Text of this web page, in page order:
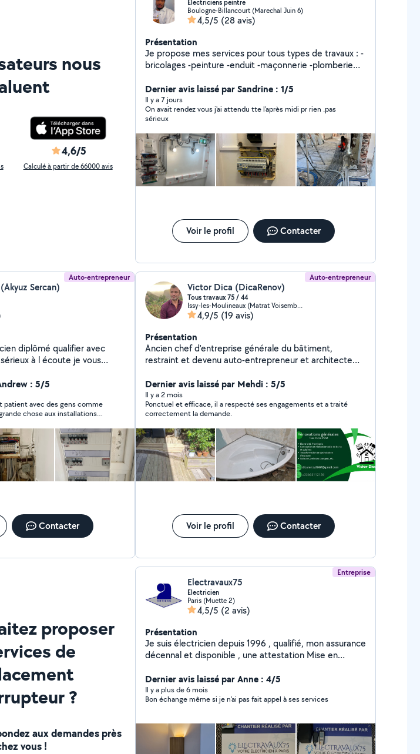
nous
4,6/5
Calculé à partir de 66000 avis
Électriciens peintre
Boulogne-Billancourt (Marechal Juin 6)
4,5/5 (28 avis)
Présentation
Je propose mes services pour tous types de travaux : -
bricolages -peinture -enduit -maçonnerie -plomberie
meubles -et petits dépannages. Sérieux, ponctuel et
polyvalent, je m'adapte à vos besoins. Mes expériences
professionnelles m'ont apportés le goût du travail bien
fait, la réactivité et la fiabilité. Hervé
Dernier avis laissé par Sandrine : 1/5
Il y a 7 jours
On avait rendez vous j'ai attendu tte l'après midi pr rien .pas
sérieux
Voir le profil Contacter
Auto-entrepreneur
Sercan)
diplômé qualifier avec
à l écoute je vous
Appartement,maison
et dépanneur .
électriques.Mise au
demandes qui ne sont pas
appeler moi , je n'arrive
pas à répondre sur l appli .A très bientôt .
: 5/5
patient avec des gens comme
chose aux installations
Contacter
Auto-entrepreneur
Victor Dica (DicaRenov)
Tous travaux 75 / 44
Issy-les-Moulineaux (Matrat Voisembert)
4,9/5 (19 avis)
Présentation
Ancien chef d'entreprise générale du bâtiment,
restraint et devenu auto-entrepreneur et architecte
École Spéciale d'Architecture Paris), propose ses
services de rénovation générale et conception des
espaces SDB cuisine, changement de d'architecture
intérieure par la maçonnerie, structures, des travaux
générales de plomberie électricité doublages et faux
plafonds tous types aussi bien que des petits travaux
dans ces domaines comme des urgences, plomberie
électricité, travaux pour les assurances - dégâts des
eaux etc. Disponible dans la région de La Baule
les environs.. Je travaille généralement seul mais si
besoin je peux avoir des amis qui m'aideront. Devis et
étude de vos travaux gratuits. À très bientôt.
est egalement disponible sur mon profil. Cordialement.
Dernier avis laissé par Mehdi : 5/5
Il y a 2 mois
Ponctuel et efficace, il a respecté ses engagements et a traité
correctement la demande.
Voir le profil Contacter
proposer
de
?
aux demandes près
vous !
Entreprise
Electravaux75
Electricien
Paris (Muette 2)
4,5/5 (2 avis)
Présentation
Je suis électricien depuis 1996 , qualifié, mon assurance
décennal et disponible , une attestation Mise en
par le Consuel, et ma été délivré,également une
attestation sur les capacités énergétique et acuise .
Mon suivi après chantier et requis. Des devis gratuit et
Dernier avis laissé par Anne : 4/5
Il y a plus de 6 mois
Bon échange même si je n'ai pas fait appel à ses services